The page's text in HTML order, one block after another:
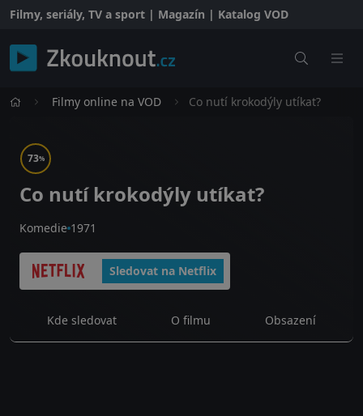
Filmy, seriály, TV a sport | Magazín | Katalog VOD
Filmy online na VOD Co nutí krokodýly utíkat?
73%
Co nutí krokodýly utíkat?
Komedie 1971
Sledovat na Netflix
Kde sledovat O filmu Obsazení